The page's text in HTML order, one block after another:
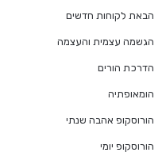
הבאת לקוחות חדשים
הגשמה עצמית והעצמה
הדרכת הורים
הומאופתיה
הורוסקופ אהבה שנתי
הורוסקופ יומי